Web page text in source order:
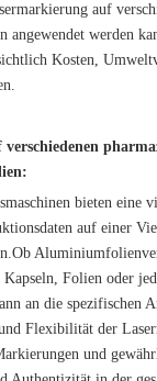
auf
angewendet werden
Kosten,
bieten eine
auf einer
Folien oder
an die spezifischen
Flexibilität der
und